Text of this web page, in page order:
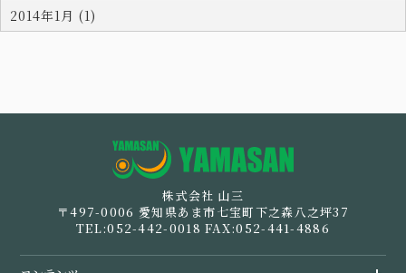
2014年1月 (1)
株式会社 山三
〒497-0006 愛知県あま市七宝町下之森八之坪37
TEL:052-442-0018 FAX:052-441-4886
事業案内
安全への取組み
派遣ご登録をお考えのかたはこちら
製造事例・管理方法
各事業所の紹介